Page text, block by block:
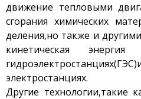
движение тепловыми
сгорания химических
деления,но также и
кинетическая
электростанциях.
Другие технологии,такие